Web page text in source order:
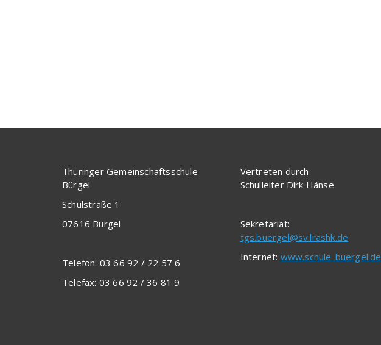
Thüringer Gemeinschaftsschule
Bürgel
Schulstraße 1
07616 Bürgel
Telefon: 03 66 92 / 22 57 6
Telefax: 03 66 92 / 36 81 9
Vertreten durch
Schulleiter Dirk Hänse
Sekretariat:
tgs.buergel@sv.lrashk.de
Internet: www.schule-buergel.de